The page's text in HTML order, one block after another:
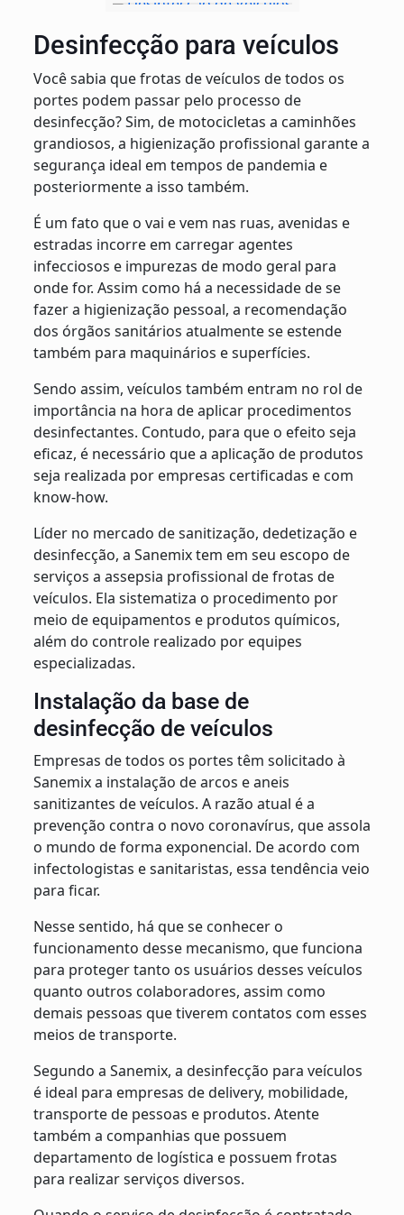
Desinfecção para veículos
Você sabia que frotas de veículos de todos os
portes podem passar pelo processo de
desinfecção? Sim, de motocicletas a caminhões
grandiosos, a higienização profissional garante a
segurança ideal em tempos de pandemia e
posteriormente a isso também.
É um fato que o vai e vem nas ruas, avenidas e
estradas incorre em carregar agentes
infecciosos e impurezas de modo geral para
onde for. Assim como há a necessidade de se
fazer a higienização pessoal, a recomendação
dos órgãos sanitários atualmente se estende
também para maquinários e superfícies.
Sendo assim, veículos também entram no rol de
importância na hora de aplicar procedimentos
desinfectantes. Contudo, para que o efeito seja
eficaz, é necessário que a aplicação de produtos
seja realizada por empresas certificadas e com
know-how.
Líder no mercado de sanitização, dedetização e
desinfecção, a Sanemix tem em seu escopo de
serviços a assepsia profissional de frotas de
veículos. Ela sistematiza o procedimento por
meio de equipamentos e produtos químicos,
além do controle realizado por equipes
especializadas.
Instalação da base de
desinfecção de veículos
Empresas de todos os portes têm solicitado à
Sanemix a instalação de arcos e aneis
sanitizantes de veículos. A razão atual é a
prevenção contra o novo coronavírus, que assola
o mundo de forma exponencial. De acordo com
infectologistas e sanitaristas, essa tendência veio
para ficar.
Nesse sentido, há que se conhecer o
funcionamento desse mecanismo, que funciona
para proteger tanto os usuários desses veículos
quanto outros colaboradores, assim como
demais pessoas que tiverem contatos com esses
meios de transporte.
Segundo a Sanemix, a desinfecção para veículos
é ideal para empresas de delivery, mobilidade,
transporte de pessoas e produtos. Atente
também a companhias que possuem
departamento de logística e possuem frotas
para realizar serviços diversos.